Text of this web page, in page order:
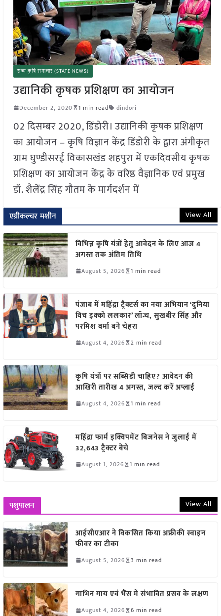
राज्य कृषि समाचार (STATE NEWS)
उद्यानिकी कृषक प्रशिक्षण का आयोजन
December 2, 2020 1 min read dindori
02 दिसम्बर 2020, डिंडोरी। उद्यानिकी कृषक प्रशिक्षण
का आयोजन – कृषि विज्ञान केंद्र डिंडोरी के द्वारा अंगीकृत
ग्राम घुण्डीसरई विकासखंड शहपुरा में एकदिवसीय कृषक
प्रशिक्षण का आयोजन केंद्र के वरिष्ठ वैज्ञानिक एवं प्रमुख
डॉ. शैलेंद्र सिंह गौतम के मार्गदर्शन में
एग्रीकल्चर मशीन View All
विभिन्न कृषि यंत्रों हेतु आवेदन के लिए आज 4
अगस्त तक अंतिम तिथि
August 5, 2026 1 min read
पंजाब में महिंद्रा ट्रैक्टर्स का नया अभियान ‘दुनिया
विच इक्को ललकार’ लॉन्च, सुखबीर सिंह और
परमिश वर्मा बने चेहरा
August 4, 2026 2 min read
कृषि यंत्रों पर सब्सिडी चाहिए? आवेदन की
आखिरी तारीख 4 अगस्त, जल्द करें अप्लाई
August 4, 2026 1 min read
महिंद्रा फार्म इक्विपमेंट बिजनेस ने जुलाई में
32,643 ट्रैक्टर बेचे
August 1, 2026 1 min read
पशुपालन View All
आईसीएआर ने विकसित किया अफ्रीकी स्वाइन
फीवर का टीका
August 5, 2026 3 min read
गाभिन गाय एवं भैंस में संभावित प्रसव के लक्षण
August 4, 2026 6 min read